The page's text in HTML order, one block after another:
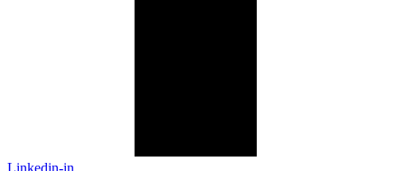
Linkedin-in